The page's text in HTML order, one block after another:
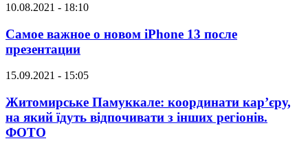
10.08.2021 - 18:10
Самое важное о новом iPhone 13 после
презентации
15.09.2021 - 15:05
Житомирське Памуккале: координати кар’єру,
на який їдуть відпочивати з інших регіонів.
ФОТО